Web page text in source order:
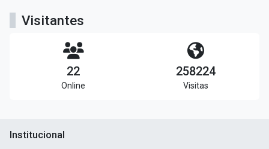
Visitantes
22
Online
258224
Visitas
Institucional